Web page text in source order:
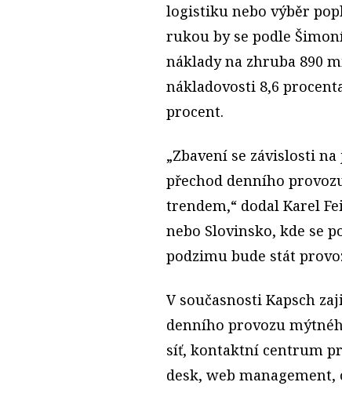
logistiku nebo výběr
rukou by se podle
náklady na zhruba 890
nákladovosti 8,6
procent.
„Zbavení se závislosti
přechod denního
trendem,“ dodal Karel
nebo Slovinsko, kde se
podzimu bude stát
V současnosti Kapsch
denního provozu
síť, kontaktní centrum
desk, web